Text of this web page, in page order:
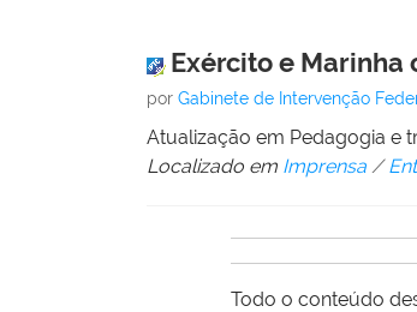
Exército e Marinha
por Gabinete de Intervenção
Atualização em Pedagogia e
Localizado em Imprensa /
Todo o conteúdo